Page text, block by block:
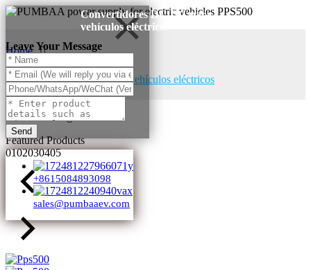
Leave Your Message
Send
+8615084893098
sales@pumbaaev.com
Convertidores DC DC para
vehículos eléctricos
Home
Products
Convertidores DC DC para vehículos eléctricos
Products Categories
Featured Products
0102030405